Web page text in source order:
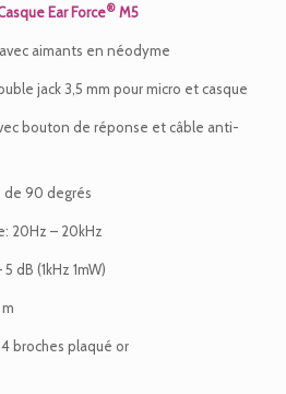
Ear Force®M5
aimants en néodyme
jack 3,5 mm pour micro et casque
bouton de réponse et câble anti-
90 degrés
20Hz – 20kHz
dB (1kHz 1mW)
broches plaqué or